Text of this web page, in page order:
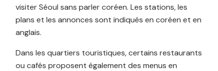
visiter Séoul sans parler coréen. Les stations, les
plans et les annonces sont indiqués en coréen et en
anglais.
Dans les quartiers touristiques, certains restaurants
ou cafés proposent également des menus en